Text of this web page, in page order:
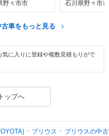
野々市市 石川県野々市市
車をもっと見る
気に入りに登録や複数見積もりがで
ップへ
プリウス プリウスの中